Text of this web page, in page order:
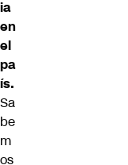
ia
en
el
pa
ís.
Sa
be
m
os